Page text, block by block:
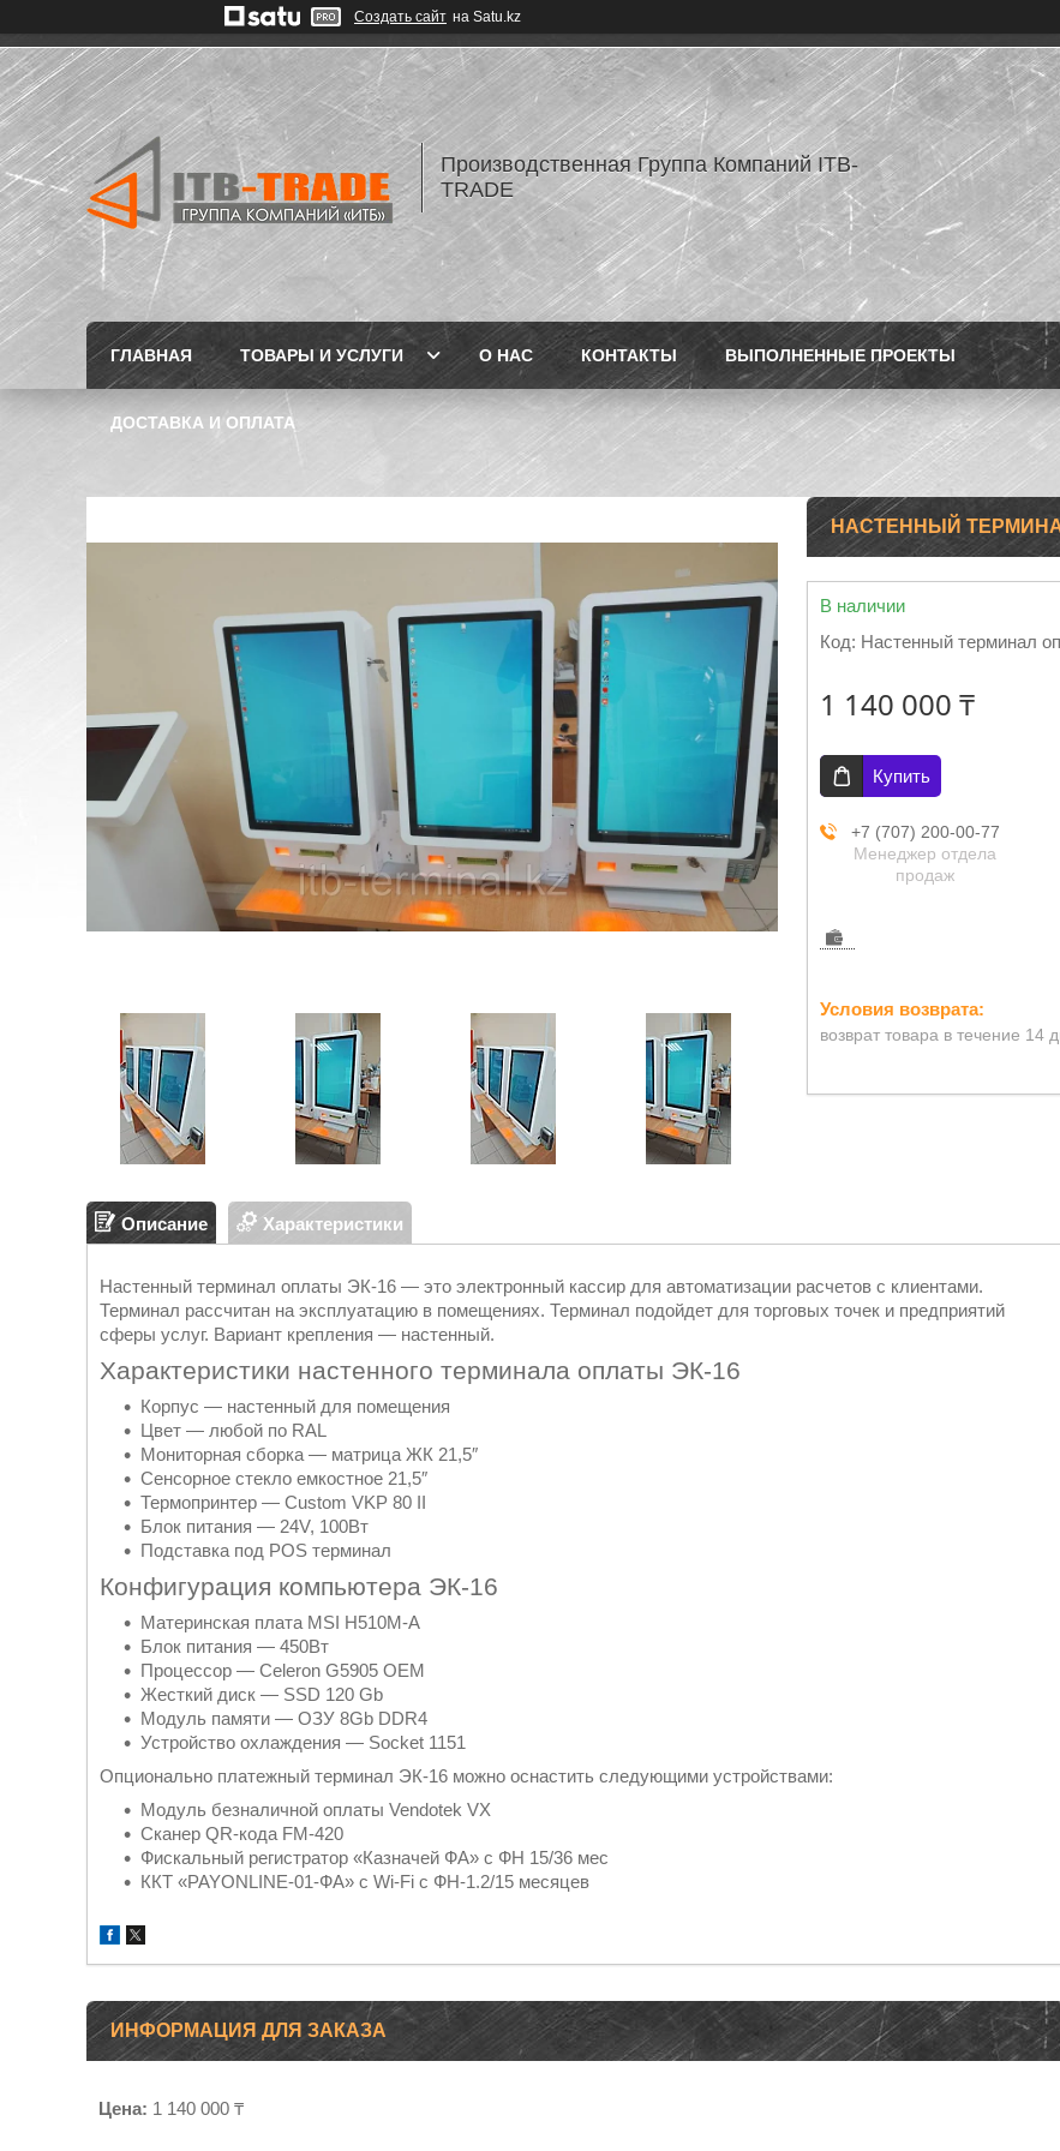
Создать сайт на Satu.kz
Производственная Группа Компаний ITB-
TRADE
ГЛАВНАЯ ТОВАРЫ И УСЛУГИ О НАС КОНТАКТЫ ВЫПОЛНЕННЫЕ ПРОЕКТЫ
ДОСТАВКА И ОПЛАТА
НАСТЕННЫЙ
В наличии
Код: Настенный терминал
1 140 000 ₸
Купить
+7 (707) 200-00-77
Менеджер отдела
продаж
возврат товара в течение 14
Описание Характеристики
Настенный терминал оплаты ЭК-16 — это электронный кассир для автоматизации расчетов с клиентами.
Терминал рассчитан на эксплуатацию в помещениях. Терминал подойдет для торговых точек и предприятий
сферы услуг. Вариант крепления — настенный.
Характеристики настенного терминала оплаты ЭК-16
Корпус — настенный для помещения
Цвет — любой по RAL
Мониторная сборка — матрица ЖК 21,5″
Сенсорное стекло емкостное 21,5″
Термопринтер — Custom VKP 80 II
Блок питания — 24V, 100Вт
Подставка под POS терминал
Конфигурация компьютера ЭК-16
Материнская плата MSI H510M-A
Блок питания — 450Вт
Процессор — Celeron G5905 OEM
Жесткий диск — SSD 120 Gb
Модуль памяти — ОЗУ 8Gb DDR4
Устройство охлаждения — Socket 1151
Опционально платежный терминал ЭК-16 можно оснастить следующими устройствами:
Модуль безналичной оплаты Vendotek VX
Сканер QR-кода FM-420
Фискальный регистратор «Казначей ФА» с ФН 15/36 мес
ККТ «PAYONLINE-01-ФА» с Wi-Fi с ФН-1.2/15 месяцев
ИНФОРМАЦИЯ ДЛЯ ЗАКАЗА
Цена: 1 140 000 ₸